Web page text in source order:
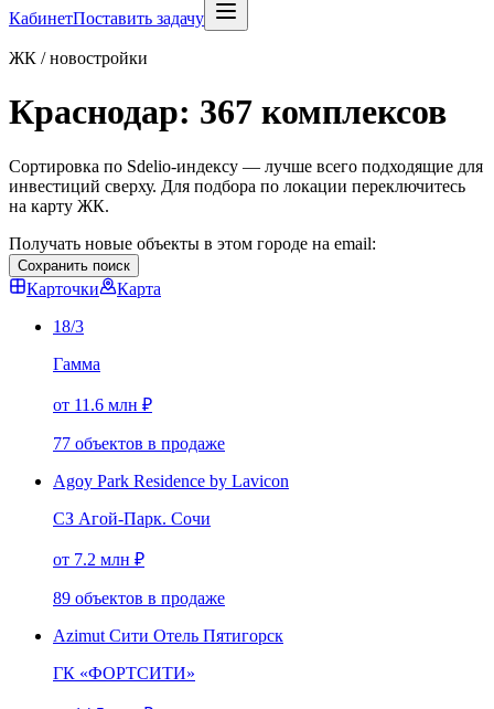
КабинетПоставить задачу
ЖК / новостройки
Краснодар: 367 комплексов
Сортировка по Sdelio-индексу — лучше всего подходящие для
инвестиций сверху. Для подбора по локации переключитесь
на карту ЖК.
Получать новые объекты в этом городе на email:
Сохранить поиск
Карточки
Карта
18/3
Гамма
от 11.6 млн ₽
77 объектов в продаже
Agoy Park Residence by Lavicon
СЗ Агой-Парк. Сочи
от 7.2 млн ₽
89 объектов в продаже
Azimut Сити Отель Пятигорск
ГК «ФОРТСИТИ»